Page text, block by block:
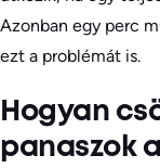
Azonban egy perc
ezt a problémát is.
Hogyan
panaszok